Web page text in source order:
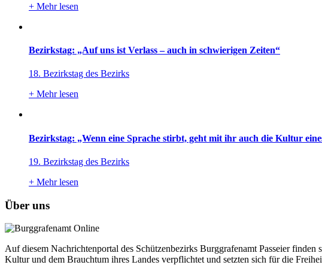
+ Mehr lesen
Bezirkstag: „Auf uns ist Verlass – auch in schwierigen Zeiten“
18. Bezirkstag des Bezirks
+ Mehr lesen
Bezirkstag: „Wenn eine Sprache stirbt, geht mit ihr auch die Kultur
19. Bezirkstag des Bezirks
+ Mehr lesen
Über uns
Auf diesem Nachrichtenportal des Schützenbezirks Burggrafenamt Passeier
Kultur und dem Brauchtum ihres Landes verpflichtet und setzten sich für die